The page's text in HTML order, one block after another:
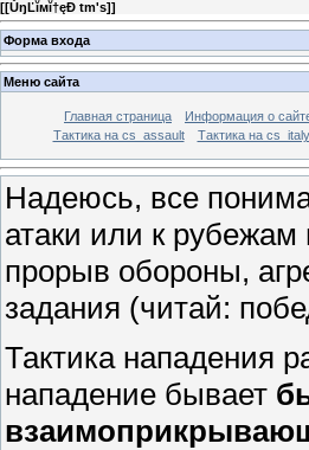
[[ŮŋĽĭмĭ†ęÐ tm's]]
Форма входа
Меню сайта
Главная страница Информация о
Тактика на сs_assault
Тактика на cs_italy
Надеюсь, все
атаки или к рубежам
прорыв обороны,
задания (читай:
Тактика нападения
нападение бывает